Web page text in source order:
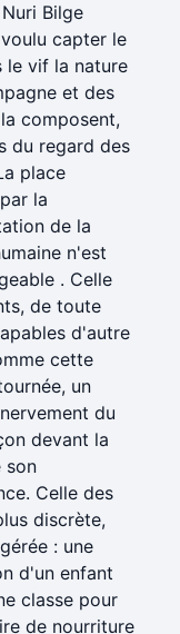
Bilge
capter le
le vif la nature
et des
composent,
du regard des
place
la
de la
n'est
. Celle
de toute
d'autre
cette
un
du
devant la
son
Celle des
discrète,
: une
d'un enfant
classe pour
de nourriture